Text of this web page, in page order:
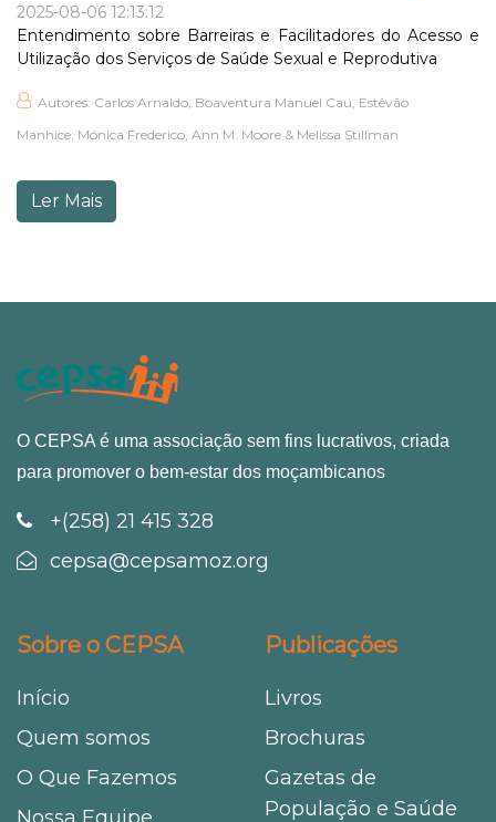
2025-08-06 12:13:12
Entendimento sobre Barreiras e Facilitadores do Acesso e
Utilização dos Serviços de Saúde Sexual e Reprodutiva
Autores: Carlos Arnaldo, Boaventura Manuel Cau, Estêvão
Manhice, Mónica Frederico, Ann M. Moore & Melissa Stillman
Ler Mais
O CEPSA é uma associação sem fins lucrativos, criada
para promover o bem-estar dos moçambicanos
+(258) 21 415 328
cepsa@cepsamoz.org
Sobre o CEPSA
Início
Quem somos
O Que Fazemos
Publicações
Livros
Brochuras
Gazetas de
População e Saúde